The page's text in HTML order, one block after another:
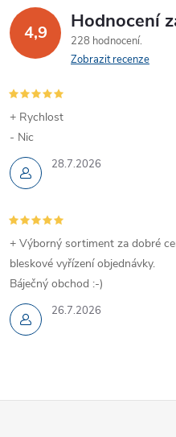
4,9 Hodnocení
228 hodnocení
Zobrazit recenze
28.7.2026
+ Rychlost
- Nic
26.7.2026
+ Výborný sortiment za dobré
bleskové vyřízení objednávky.
Báječný obchod :-)